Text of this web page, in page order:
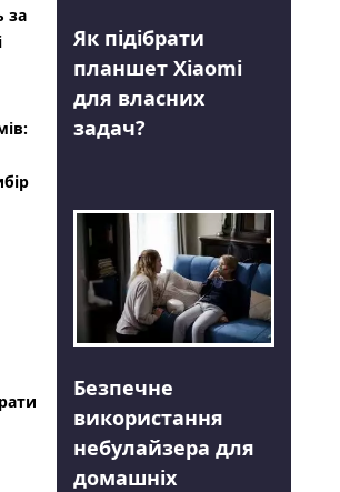
за
Як підібрати
планшет Xiaomi
для власних
задач?
Безпечне
використання
небулайзера для
домашніх